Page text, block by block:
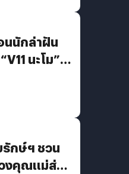
นนักล่าฝัน
นะโม”
กษ์ฯ ชวน
งคุณแม่ส่ง